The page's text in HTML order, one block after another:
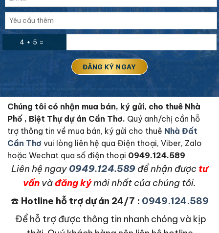
4 + 5 =
Chúng tôi có nhận mua bán, ký gửi, cho thuê Nhà
Phố , Biệt Thự dự án Cần Thơ. Quý anh/chị cần hỗ
trợ thông tin về mua bán, ký gửi cho thuê Nhà Đất
Cần Thơ vui lòng liên hệ qua Điện thoại, Viber, Zalo
hoặc Wechat qua số điện thoại 0949.124.589
Liên hệ ngay 0949.124.589 để nhận được tư
vấn vàđăng kýmới nhất của chúng tôi.
☎️ Hotline hỗ trợ dự án 24/7 : 0949.124.589
Để hỗ trợ được thông tin nhanh chóng và kịp